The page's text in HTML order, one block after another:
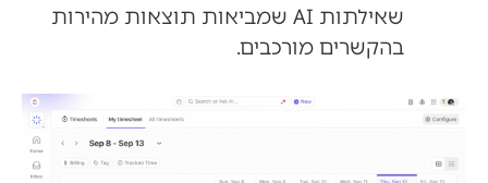
שאילתות AI שמביאות תוצאות מהירות
בהקשרים מורכבים.